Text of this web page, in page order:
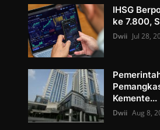
IHSG
ke 7.800,
Dwii Jul 28,
Kemente...
Dwii Aug 8,